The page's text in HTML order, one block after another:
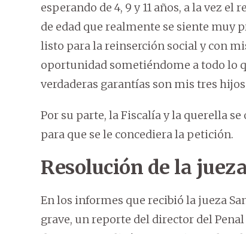
esperando de 4, 9 y 11 años, a la vez
de edad que realmente se siente muy
listo para la reinserción social y con
oportunidad sometiéndome a todo lo
verdaderas garantías son mis tres
Por su parte, la Fiscalía y la querella
para que se le concediera la petición.
Resolución de la
En los informes que recibió la jueza
grave, un reporte del director del